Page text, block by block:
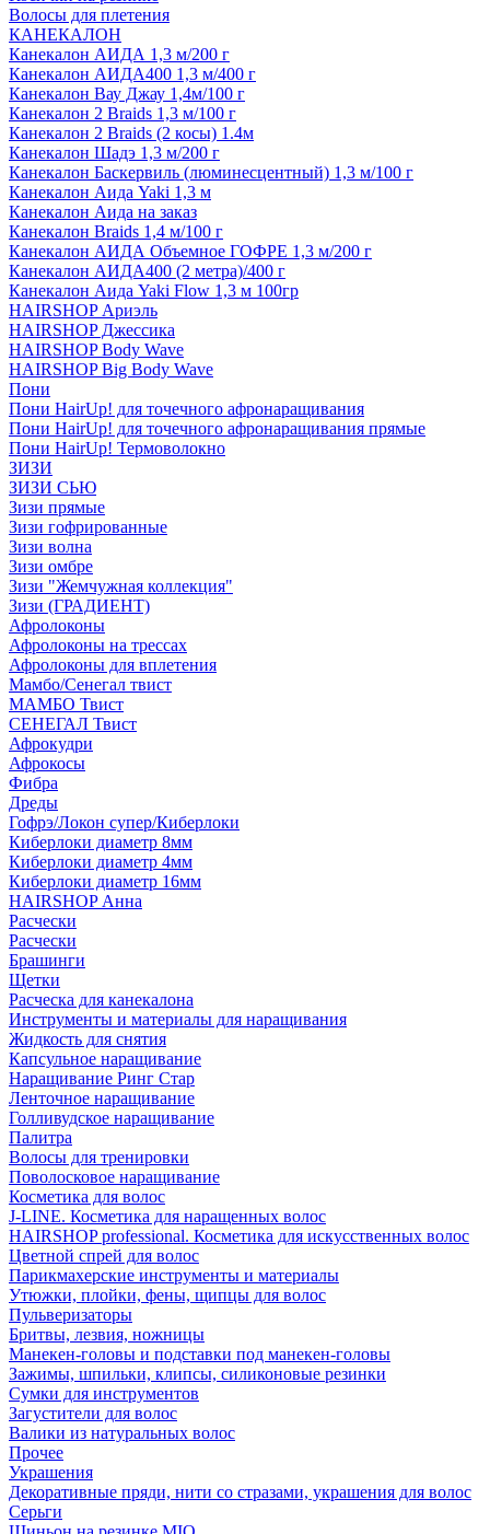
Волосы для плетения
КАНЕКАЛОН
Канекалон АИДА 1,3 м/200 г
Канекалон АИДА400 1,3 м/400 г
Канекалон Вау Джау 1,4м/100 г
Канекалон 2 Braids 1,3 м/100 г
Канекалон 2 Braids (2 косы) 1.4м
Канекалон Шадэ 1,3 м/200 г
Канекалон Баскервиль (люминесцентный) 1,3 м/100 г
Канекалон Аида Yaki 1,3 м
Канекалон Аида на заказ
Канекалон Braids 1,4 м/100 г
Канекалон АИДА Объемное ГОФРЕ 1,3 м/200 г
Канекалон АИДА400 (2 метра)/400 г
Канекалон Аида Yaki Flow 1,3 м 100гр
HAIRSHOP Ариэль
HAIRSHOP Джессика
HAIRSHOP Body Wave
HAIRSHOP Big Body Wave
Пони
Пони HairUp! для точечного афронаращивания
Пони HairUp! для точечного афронаращивания прямые
Пони HairUp! Термоволокно
ЗИЗИ
ЗИЗИ СЬЮ
Зизи прямые
Зизи гофрированные
Зизи волна
Зизи омбре
Зизи "Жемчужная коллекция"
Зизи (ГРАДИЕНТ)
Афролоконы
Афролоконы на трессах
Афролоконы для вплетения
Мамбо/Сенегал твист
МАМБО Твист
СЕНЕГАЛ Твист
Афрокудри
Афрокосы
Фибра
Дреды
Гофрэ/Локон супер/Киберлоки
Киберлоки диаметр 8мм
Киберлоки диаметр 4мм
Киберлоки диаметр 16мм
HAIRSHOP Анна
Расчески
Расчески
Брашинги
Щетки
Расческа для канекалона
Инструменты и материалы для наращивания
Жидкость для снятия
Капсульное наращивание
Наращивание Ринг Стар
Ленточное наращивание
Голливудское наращивание
Палитра
Волосы для тренировки
Поволосковое наращивание
Косметика для волос
J-LINE. Косметика для наращенных волос
HAIRSHOP professional. Косметика для искусственных волос
Цветной спрей для волос
Парикмахерские инструменты и материалы
Утюжки, плойки, фены, щипцы для волос
Пульверизаторы
Бритвы, лезвия, ножницы
Манекен-головы и подставки под манекен-головы
Зажимы, шпильки, клипсы, силиконовые резинки
Сумки для инструментов
Загустители для волос
Валики из натуральных волос
Прочее
Украшения
Декоративные пряди, нити со стразами, украшения для волос
Серьги